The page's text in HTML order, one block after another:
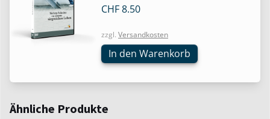
CHF8.50
zzgl. Versandkosten
In den Warenkorb
Ähnliche Produkte